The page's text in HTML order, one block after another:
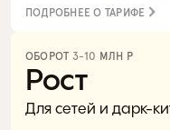
ПОДРОБНЕЕ О ТАРИФЕ
ОБОРОТ 3-10 МЛН Р
Рост
Для сетей и дарк-